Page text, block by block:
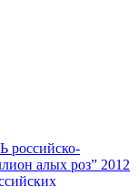
алых роз” 2012